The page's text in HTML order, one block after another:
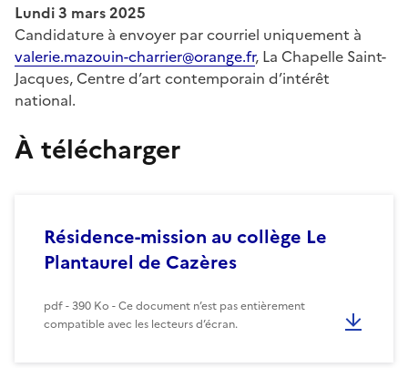
Lundi 3 mars 2025
Candidature à envoyer par courriel uniquement à
valerie.mazouin-charrier@orange.fr, La Chapelle Saint-
Jacques, Centre d’art contemporain d’intérêt
national.
À télécharger
Résidence-mission au collège Le
Plantaurel de Cazères
pdf - 390 Ko - Ce document n’est pas entièrement
compatible avec les lecteurs d’écran.